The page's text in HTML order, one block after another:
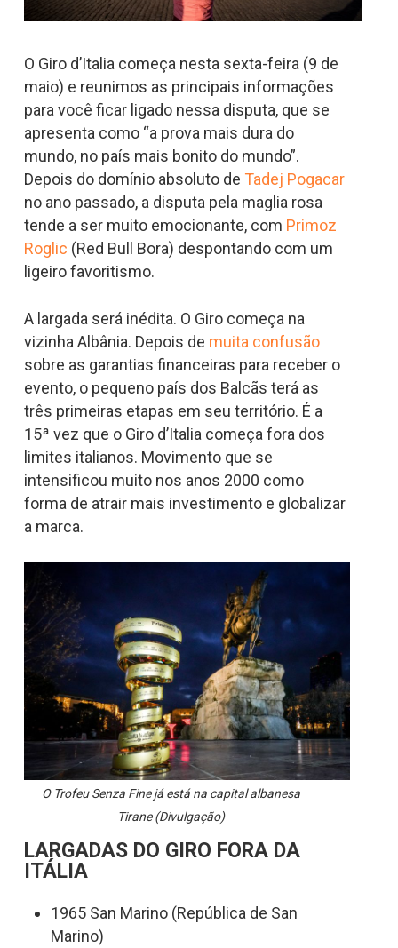
O Giro d’Italia começa nesta sexta-feira (9 de
maio) e reunimos as principais informações
para você ficar ligado nessa disputa, que se
apresenta como “a prova mais dura do
mundo, no país mais bonito do mundo”.
Depois do domínio absoluto de Tadej Pogacar
no ano passado, a disputa pela maglia rosa
tende a ser muito emocionante, com Primoz
Roglic (Red Bull Bora) despontando com um
ligeiro favoritismo.
A largada será inédita. O Giro começa na
vizinha Albânia. Depois de muita confusão
sobre as garantias financeiras para receber o
evento, o pequeno país dos Balcãs terá as
três primeiras etapas em seu território. É a
15ª vez que o Giro d’Italia começa fora dos
limites italianos. Movimento que se
intensificou muito nos anos 2000 como
forma de atrair mais investimento e globalizar
a marca.
O Trofeu Senza Fine já está na capital albanesa
Tirane (Divulgação)
LARGADAS DO GIRO FORA DA
ITÁLIA
1965 San Marino (República de San
Marino)